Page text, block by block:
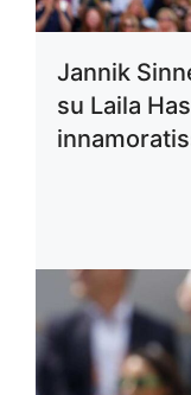
Jannik
su Laila